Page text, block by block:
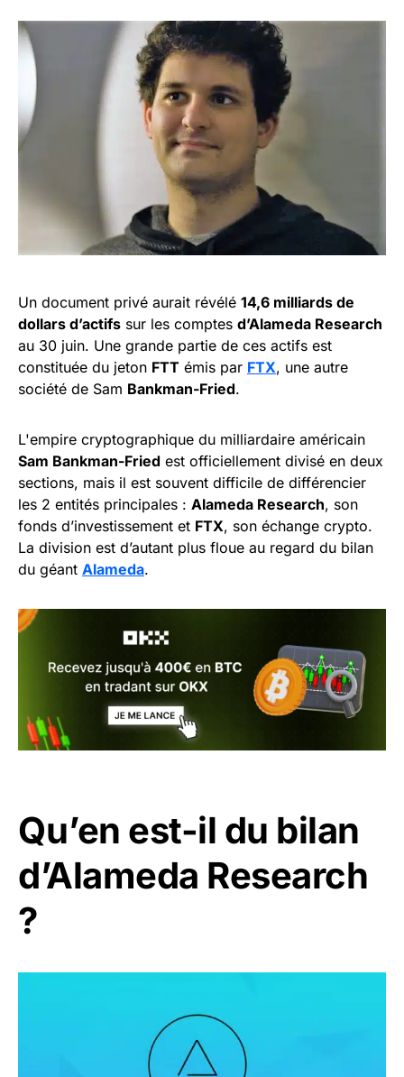
Un document privé aurait révélé 14,6 milliards de
dollars d’actifs sur les comptes d’Alameda Research
au 30 juin. Une grande partie de ces actifs est
constituée du jeton FTT émis par FTX, une autre
société de Sam Bankman-Fried.
L'empire cryptographique du milliardaire américain
Sam Bankman-Fried est officiellement divisé en deux
sections, mais il est souvent difficile de différencier
les 2 entités principales : Alameda Research, son
fonds d’investissement et FTX, son échange crypto.
La division est d’autant plus floue au regard du bilan
du géant Alameda.
Qu’en est-il du bilan
d’Alameda Research
?